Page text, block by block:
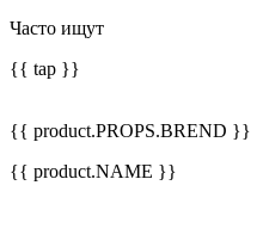
Часто ищут
{{ tap }}
{{ product.PROPS.BREND }}
{{ product.NAME }}